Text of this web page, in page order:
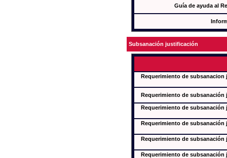
Guía de ayuda al
Subsanación justificación
Requerimiento de
Requerimiento de subsanación
Requerimiento de
Requerimiento de
Requerimiento de
Requerimiento de